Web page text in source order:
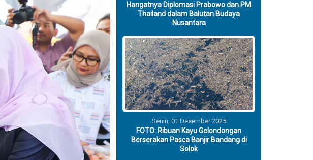
Hangatnya Diplomasi Prabowo dan PM
Thailand dalam Balutan Budaya
Nusantara
Senin, 01 Desember 2025
FOTO: Ribuan Kayu Gelondongan
Berserakan Pasca Banjir Bandang di
Solok